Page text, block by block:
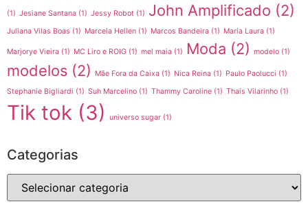
(1) Jesiane Santana (1) Jessy Robot (1) John Amplificado (2)
Juliana Vilas Boas (1) Marcela Hellen (1) Marcos Bandeira (1) Maria Laura (1)
Marjorye Vieira (1) MC Liro e ROIG (1) mel maia (1) Moda (2) modelo (1)
modelos (2) Mãe Fora da Caixa (1) Nica Reina (1) Paulo Paolucci (1)
Stephanie Bigliardi (1) Suh Marcelino (1) Thammy Caroline (1) Thaís Vilarinho (1)
Tik tok (3) universo sugar (1)
Categorias